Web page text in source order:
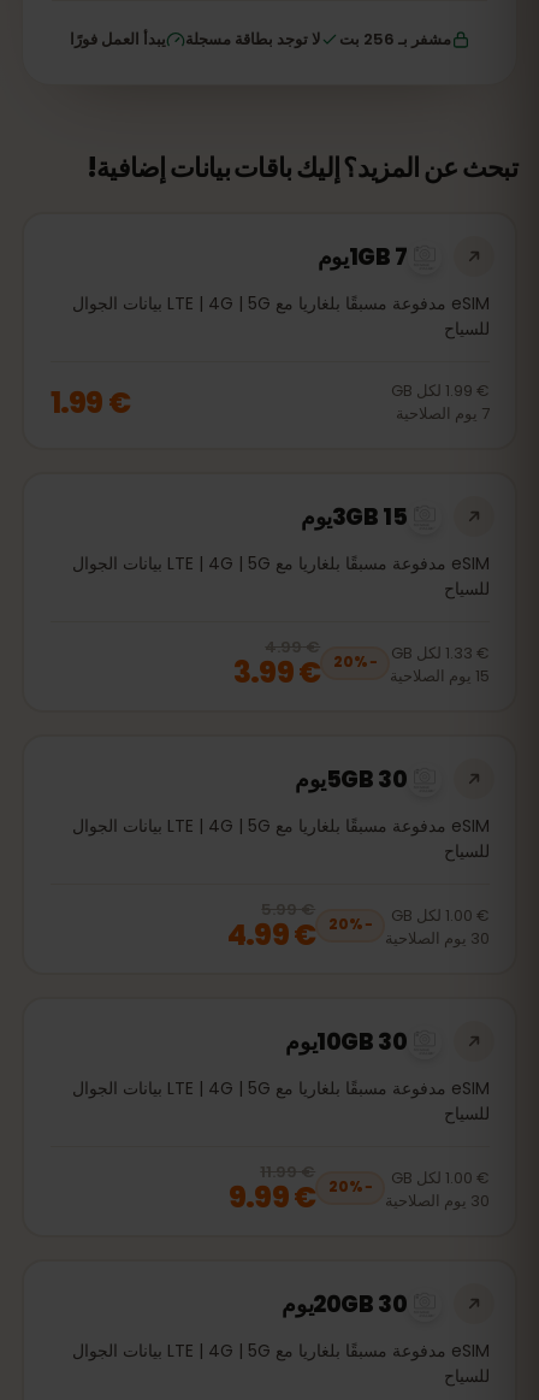
مشفر بـ 256 بت لا توجد بطاقة مسجلة يبدأ العمل فورًا
تبحث عن المزيد؟ إليك باقات بيانات إضافية!
1GB 7يوم
eSIM مدفوعة مسبقًا بلغاريا مع LTE | 4G | 5G بيانات الجوال
للسياح
€ 1.99 لكل GB
7 يوم الصلاحية € 1.99
3GB 15يوم
eSIM مدفوعة مسبقًا بلغاريا مع LTE | 4G | 5G بيانات الجوال
للسياح
€ 1.33 لكل GB
15 يوم الصلاحية
−
20%
20% off, was
€ 3.99 € 4.99
€ 3.99
5GB 30يوم
eSIM مدفوعة مسبقًا بلغاريا مع LTE | 4G | 5G بيانات الجوال
للسياح
€ 1.00 لكل GB
30 يوم الصلاحية
−
20%
20% off, was
€ 4.99 € 5.99
€ 4.99
10GB 30يوم
eSIM مدفوعة مسبقًا بلغاريا مع LTE | 4G | 5G بيانات الجوال
للسياح
€ 1.00 لكل GB
30 يوم الصلاحية
−
20%
20% off, was
€ 9.99 € 11.99
€ 9.99
20GB 30يوم
eSIM مدفوعة مسبقًا بلغاريا مع LTE | 4G | 5G بيانات الجوال
للسياح